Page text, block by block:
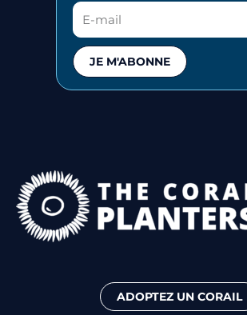
JE M'ABONNE
ADOPTEZ UN CORAIL